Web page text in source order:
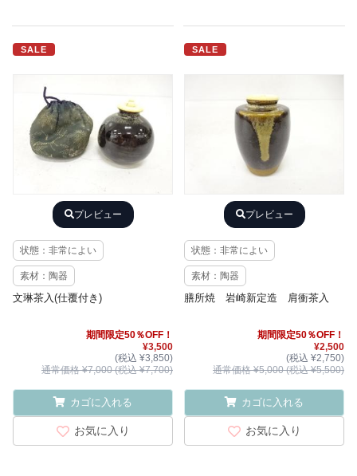
SALE
プレビュー
状態：非常によい
素材：陶器
文琳茶入(仕覆付き)
期間限定50％OFF！
¥3,500
(税込 ¥3,850)
通常価格 ¥7,000 (税込 ¥7,700)
カゴに入れる
お気に入り
SALE
プレビュー
状態：非常によい
素材：陶器
膳所焼 岩崎新定造 肩衝茶入
期間限定50％OFF！
¥2,500
(税込 ¥2,750)
通常価格 ¥5,000 (税込 ¥5,500)
カゴに入れる
お気に入り